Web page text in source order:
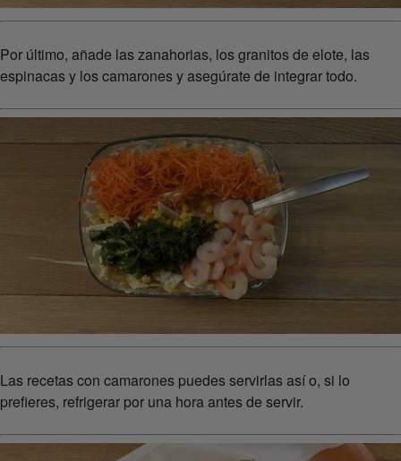
Por último, añade las zanahorias, los granitos de elote, las
espinacas y los camarones y asegúrate de integrar todo.
Las recetas con camarones puedes servirlas así o, si lo
prefieres, refrigerar por una hora antes de servir.